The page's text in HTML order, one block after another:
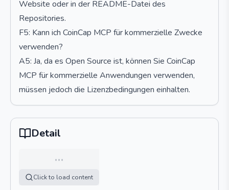
Website oder in der README-Datei des
Repositories.
F5: Kann ich CoinCap MCP für kommerzielle Zwecke
verwenden?
A5: Ja, da es Open Source ist, können Sie CoinCap
MCP für kommerzielle Anwendungen verwenden,
müssen jedoch die Lizenzbedingungen einhalten.
Detail
…
Click to load content